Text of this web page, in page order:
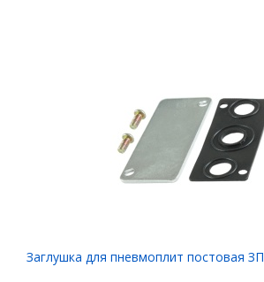
Заглушка для пневмоплит постовая ЗП